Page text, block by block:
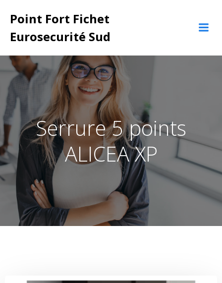
Point Fort Fichet
Eurosecurité Sud
Serrure 5 points
ALICEA XP